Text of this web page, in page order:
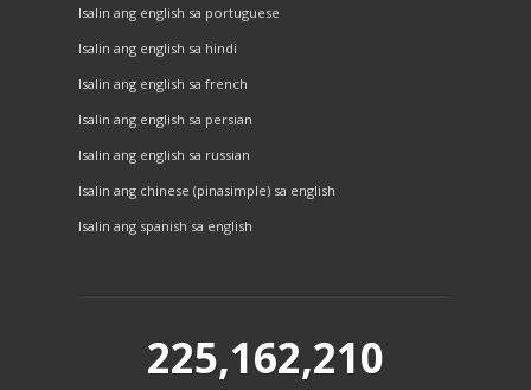
Isalin ang english sa portuguese
Isalin ang english sa hindi
Isalin ang english sa french
Isalin ang english sa persian
Isalin ang english sa russian
Isalin ang chinese (pinasimple) sa english
Isalin ang spanish sa english
225,162,210